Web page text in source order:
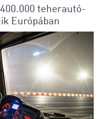
teherautó-
Európában